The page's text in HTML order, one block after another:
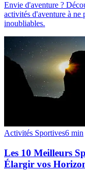
Envie d'aventure ?
activités d'aventure à ne
inoubliables.
Activités Sportives6 min
Les 10 Meilleurs
Élargir vos